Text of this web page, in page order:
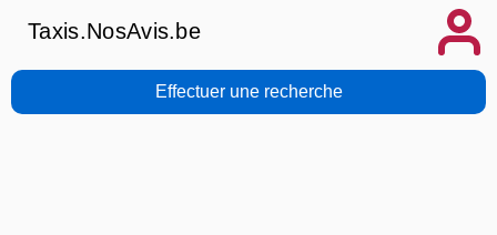
Taxis.NosAvis.be
Effectuer une recherche